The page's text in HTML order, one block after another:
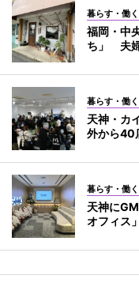
暮らす・働く
福岡・中
ち」 夫
暮らす・働く
天神・カ
外から40
暮らす・働く
天神に
オフィス」